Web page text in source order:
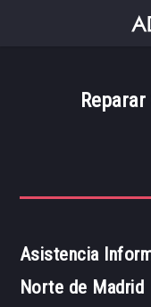
Asistencia
Norte de Madrid